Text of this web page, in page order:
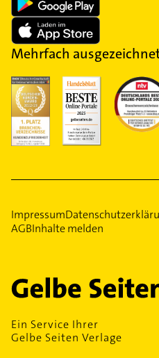
Mehrfach
Impressum
AGBInhalte melden
Ein Service Ihrer
Gelbe Seiten Verlage